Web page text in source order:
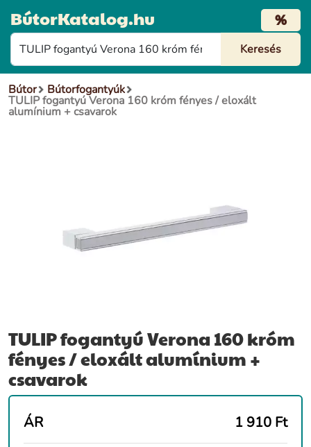
BútorKatalog.hu %
Bútor Bútorfogantyúk
TULIP fogantyú Verona 160 króm fényes / eloxált
alumínium + csavarok
TULIP fogantyú Verona 160 króm
fényes / eloxált alumínium +
csavarok
ÁR 1 910 Ft